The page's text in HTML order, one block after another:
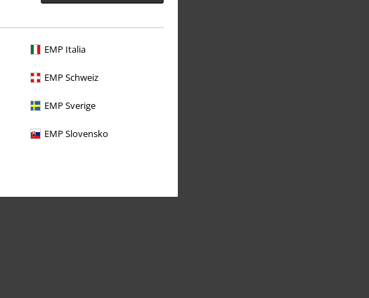
EMP Italia
EMP Schweiz
EMP Sverige
EMP Slovensko